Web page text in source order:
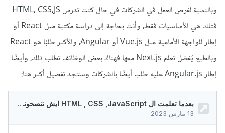
وبالنسبة لفرص العمل في الشركات في حال كنت تدرس HTML, CSS,JS
فتلك هي الأساسيات فقط، وأنت بحاجة إلى دراسة مكتبة مثل React أو
إطار للواجهة الأمامية مثل Vue.js أو Angular، والأكثر طلبًا هو React
وبالطبع يُفضل تعلم Next.js معها فهناك بعض الوظائف تطلب ذلك، وأيضًا
إطار Angular.js عليه طلب أيضًا بالشركات وستجد تفصيل أكثر هنا: